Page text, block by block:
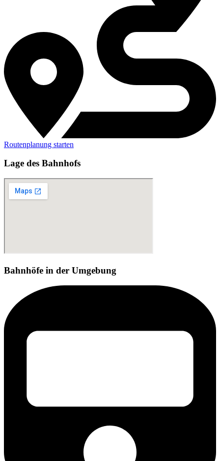
Routenplanung starten
Lage des Bahnhofs
Bahnhöfe in der Umgebung